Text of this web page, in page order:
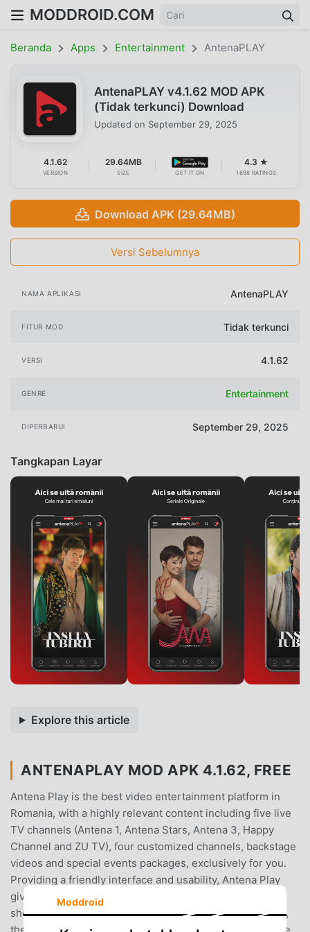
MODDROID.COM
Beranda Apps Entertainment AntenaPLAY
AntenaPLAY v4.1.62 MOD APK
(Tidak terkunci) Download
Updated on September 29, 2025
4.1.62
VERSION
29.64MB
SIZE GET IT ON
4.3 ★
1698 RATINGS
Download APK (29.64MB)
Versi Sebelumnya
NAMA APLIKASI AntenaPLAY
FITUR MOD Tidak terkunci
VERSI 4.1.62
GENRE Entertainment
DIPERBARUI September 29, 2025
Tangkapan Layar
Explore this article
ANTENAPLAY MOD APK 4.1.62, FREE
Antena Play is the best video entertainment platform in
Romania, with a highly relevant content including five live
TV channels (Antena 1, Antena Stars, Antena 3, Happy
Channel and ZU TV), four customized channels, backstage
videos and special events packages, exclusively for you.
Providing a friendly interface and usability, Antena Play
gives you the joy of watching over 95 entertainment
shows, thousands of TV Stars profiles, series, live News,
Moddroid